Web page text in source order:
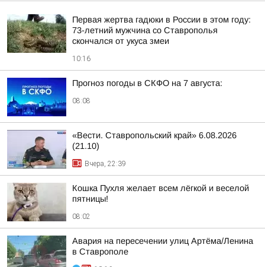
Первая жертва гадюки в России в этом году:
73-летний мужчина со Ставрополья
скончался от укуса змеи
10:16
Прогноз погоды в СКФО на 7 августа:
08:08
«Вести. Ставропольский край» 6.08.2026
(21.10)
Вчера, 22:39
Кошка Пухля желает всем лёгкой и веселой
пятницы!
08:02
Авария на пересечении улиц Артёма/Ленина
в Ставрополе